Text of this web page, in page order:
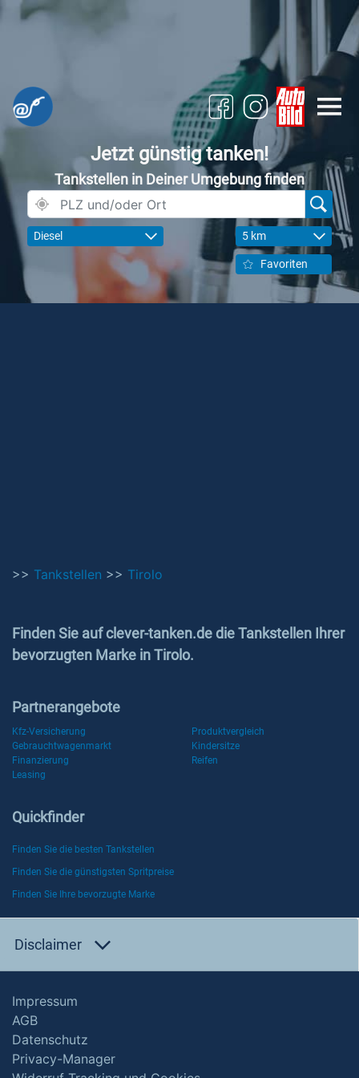
Jetzt günstig tanken!
Tankstellen in Deiner Umgebung finden
Diesel 5 km
Favoriten
>> Tankstellen >> Tirolo
Finden Sie auf clever-tanken.de die Tankstellen Ihrer
bevorzugten Marke in Tirolo.
Partnerangebote
Kfz-Versicherung
Produktvergleich
Gebrauchtwagenmarkt
Kindersitze
Finanzierung
Reifen
Leasing
Quickfinder
Finden Sie die besten Tankstellen
Finden Sie die günstigsten Spritpreise
Finden Sie Ihre bevorzugte Marke
Disclaimer
Impressum
AGB
Datenschutz
Privacy-Manager